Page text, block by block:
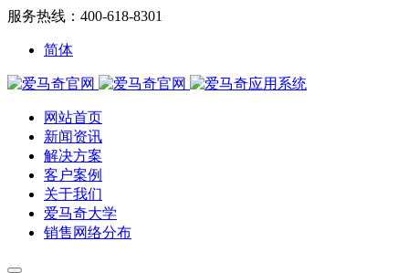
服务热线：400-618-8301
简体
网站首页
新闻资讯
解决方案
客户案例
关于我们
爱马奇大学
销售网络分布